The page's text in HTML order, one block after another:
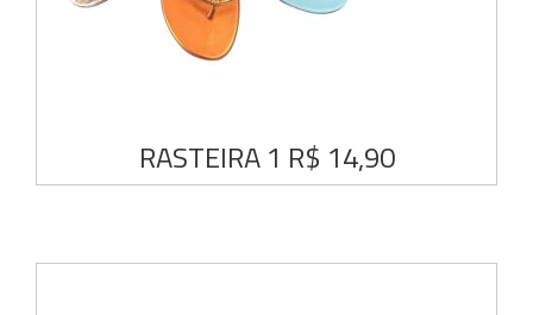
RASTEIRA 1 R$ 14,90